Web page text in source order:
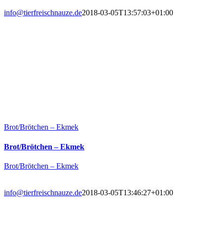
info@tierfreischnauze.de2018-03-05T13:57:03+01:00
Brot/Brötchen – Ekmek
Brot/Brötchen – Ekmek
Brot/Brötchen – Ekmek
info@tierfreischnauze.de2018-03-05T13:46:27+01:00